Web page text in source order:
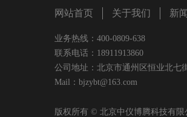
网站首页 关于我们 新
业务热线：400-0809-638
联系电话：18911913860
公司地址：北京市通州区恒业北七
Mail：bjzybt@163.com
版权所有 © 北京中仪博腾科技有